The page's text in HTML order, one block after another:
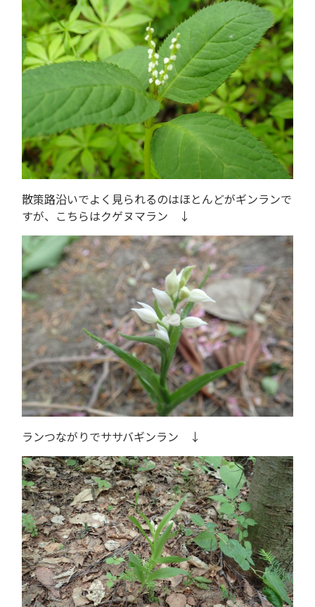
散策路沿いでよく見られるのはほとんどがギンランで
すが、こちらはクゲヌマラン ↓
ランつながりでササバギンラン ↓